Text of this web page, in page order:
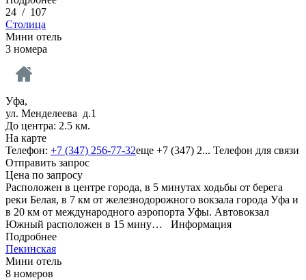
24 / 107
Столица
Мини отель
3 номера
Уфа,
ул. Менделеева д.1
До центра: 2.5 км.
На карте
Телефон: +7 (347) 256-77-32еще +7 (347) 2... Телефон для связи
Отправить запрос
Цена по запросу
Расположен в центре города, в 5 минутах ходьбы от берега
реки Белая, в 7 км от железнодорожного вокзала города Уфа и
в 20 км от международного аэропорта Уфы. Автовокзал
Южный расположен в 15 мину… Информация
Подробнее
Пекинская
Мини отель
8 номеров